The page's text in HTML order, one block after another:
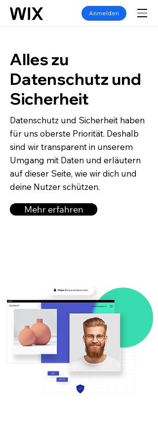
Anmelden
Alles zu
Datenschutz und
Sicherheit
Datenschutz und Sicherheit haben
für uns oberste Priorität. Deshalb
sind wir transparent in unserem
Umgang mit Daten und erläutern
auf dieser Seite, wie wir dich und
deine Nutzer schützen.
Mehr erfahren